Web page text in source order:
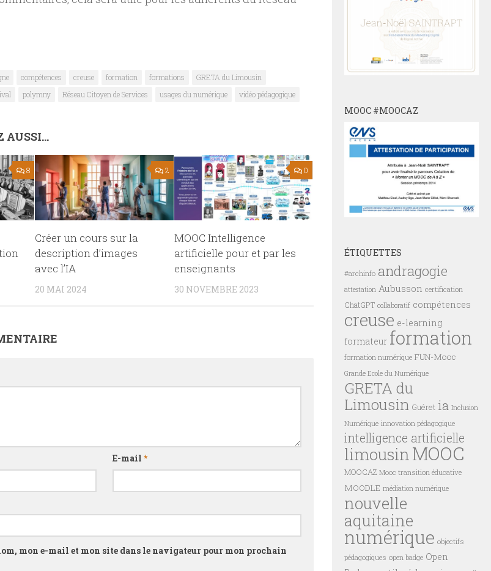
compétences creuse formation formations
GRETA du Limousin
polymny Réseau Citoyen de Services usages du numérique vidéo pédagogique
AUSSI...
8 2
Créer un cours sur la
description d’images
avec l’IA
20 MAI 2024
0
MOOC Intelligence
artificielle pour et par les
enseignants
30 NOVEMBRE 2023
E-mail *
mon e-mail et mon site dans le navigateur pour mon prochain
MOOC #MOOCAZ
ÉTIQUETTES
#archinfo andragogie
attestation Aubusson certification
ChatGPT collaboratif compétences
creuse e-learning
formateur formation
formation numérique FUN-Mooc
Grande Ecole du Numérique
GRETA du
Limousin Guéret ia Inclusion
Numérique innovation pédagogique
intelligence artificielle
limousin MOOC
MOOCAZ Mooc transition éducative
MOODLE médiation numérique
nouvelle
aquitaine
numérique objectifs
pédagogiques open badge Open